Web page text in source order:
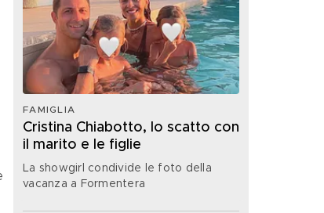
FAMIGLIA
Cristina Chiabotto, lo scatto con
il marito e le figlie
La showgirl condivide le foto della
vacanza a Formentera